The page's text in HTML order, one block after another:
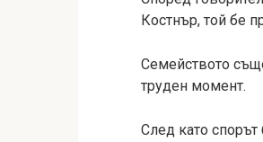
Костнър, той бе
Семейството
труден момент.
След като